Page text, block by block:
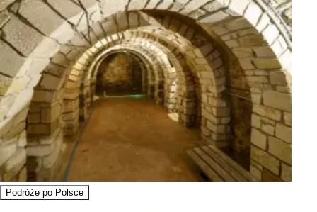
Podróże po Polsce